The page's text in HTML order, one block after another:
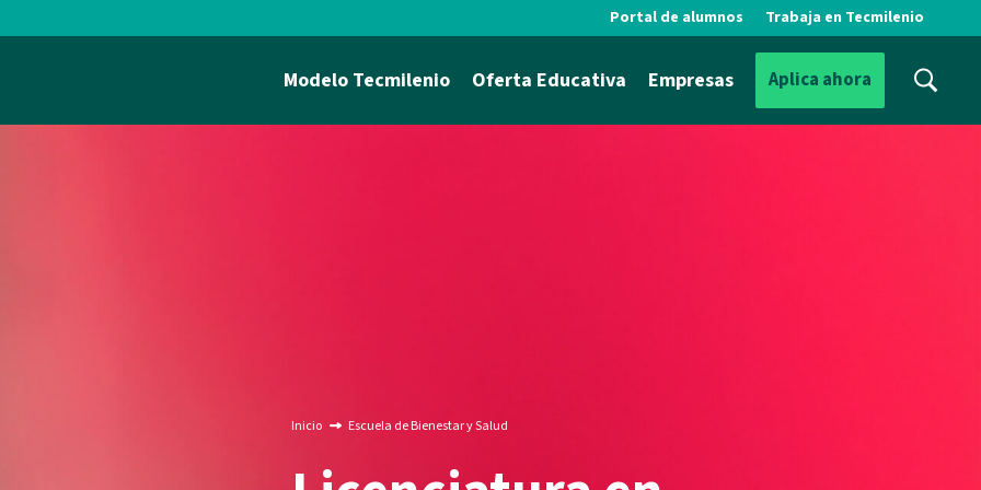
Portal de alumnos Trabaja en Tecmilenio
Modelo Tecmilenio Oferta Educativa Empresas Aplica ahora
Inicio Escuela de Bienestar y Salud